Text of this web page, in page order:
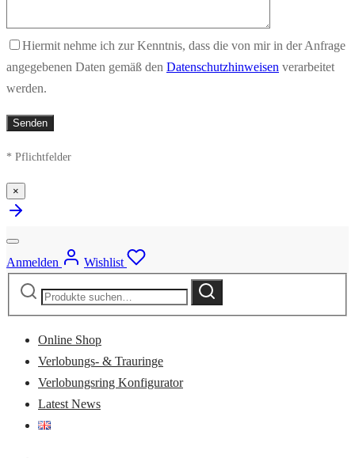
Hiermit nehme ich zur Kenntnis, dass die von mir in der Anfrage
angegebenen Daten gemäß den Datenschutzhinweisen verarbeitet
werden.
* Pflichtfelder
×
Anmelden
Wishlist
Suche
Suche
Online Shop
Verlobungs- & Trauringe
Verlobungsring Konfigurator
Latest News